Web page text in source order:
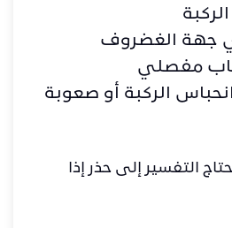
جهة الغضروف
مفصلي
الركبة أو صعوبة
التفسير إلى حذر إذا